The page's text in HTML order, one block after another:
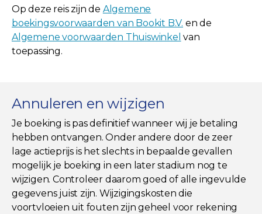
Op deze reis zijn de Algemene
boekingsvoorwaarden van Bookit B.V. en de
Algemene voorwaarden Thuiswinkel van
toepassing.
Annuleren en wijzigen
Je boeking is pas definitief wanneer wij je betaling
hebben ontvangen. Onder andere door de zeer
lage actieprijs is het slechts in bepaalde gevallen
mogelijk je boeking in een later stadium nog te
wijzigen. Controleer daarom goed of alle ingevulde
gegevens juist zijn. Wijzigingskosten die
voortvloeien uit fouten zijn geheel voor rekening